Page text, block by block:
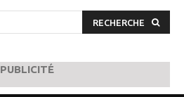
RECHERCHE
PUBLICITÉ